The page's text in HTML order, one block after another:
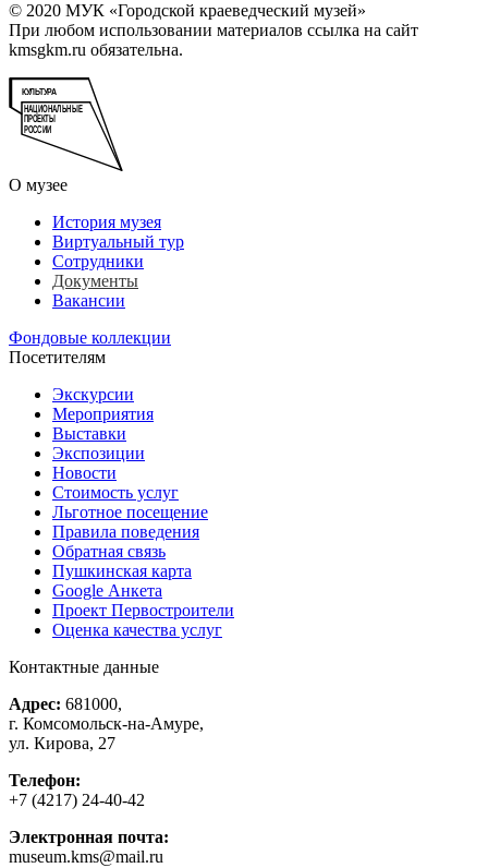
© 2020 МУК «Городской краеведческий музей»
При любом использовании материалов ссылка на сайт
kmsgkm.ru обязательна.
О музее
История музея
Виртуальный тур
Сотрудники
Документы
Вакансии
Фондовые коллекции
Посетителям
Экскурсии
Мероприятия
Выставки
Экспозиции
Новости
Стоимость услуг
Льготное посещение
Правила поведения
Обратная связь
Пушкинская карта
Google Анкета
Проект Первостроители
Оценка качества услуг
Контактные данные
Адрес: 681000,
г. Комсомольск-на-Амуре,
ул. Кирова, 27
Телефон:
+7 (4217) 24-40-42
Электронная почта:
museum.kms@mail.ru